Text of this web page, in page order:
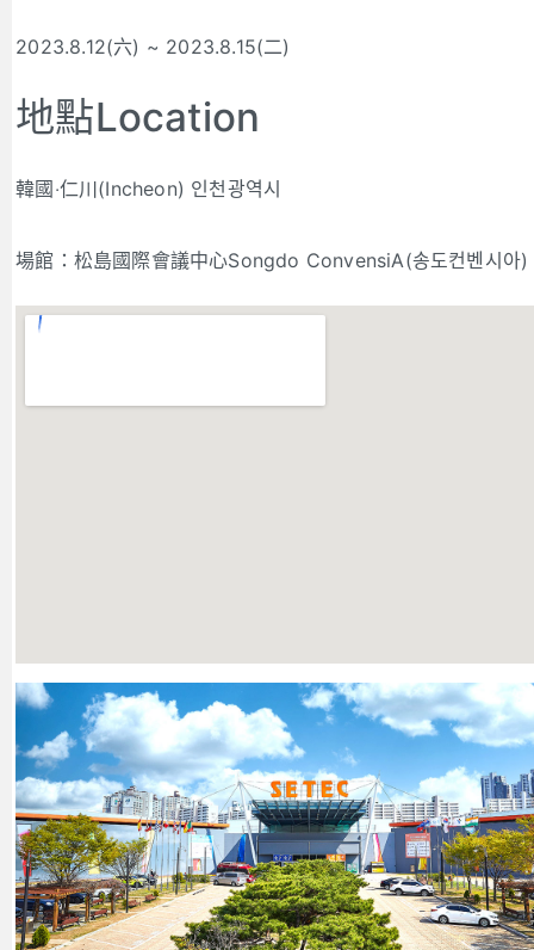
2023.8.12(六) ~ 2023.8.15(二)
地點Location
韓國‧仁川(Incheon) 인천광역시
場館：松島國際會議中心Songdo ConvensiA(송도컨벤시아)